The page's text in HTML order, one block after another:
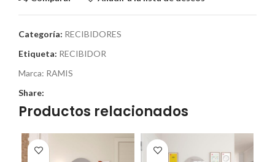
Categoría: RECIBIDORES
Etiqueta: RECIBIDOR
Marca: RAMIS
Share:
Productos relacionados